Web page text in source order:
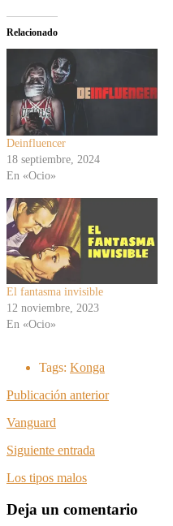
Relacionado
Deinfluencer
18 septiembre, 2024
En «Ocio»
El fantasma invisible
12 noviembre, 2023
En «Ocio»
Tags: Konga
Publicación anterior
Vanguard
Siguiente entrada
Los tipos malos
Deja un comentario